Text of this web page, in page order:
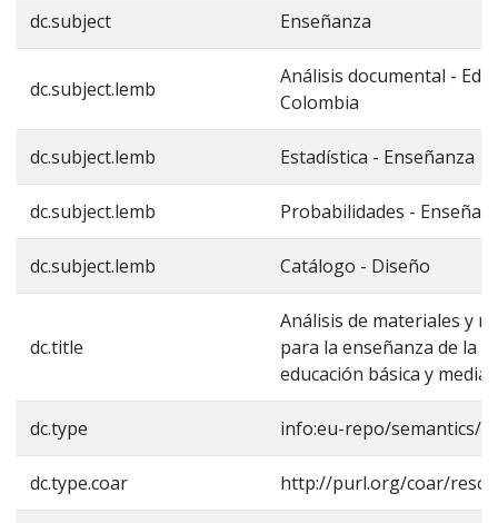
dc.subject Enseñanza
dc.subject.lemb
Análisis documental -
Colombia
dc.subject.lemb Estadística - Enseñanza
dc.subject.lemb Probabilidades -
dc.subject.lemb Catálogo - Diseño
dc.title
Análisis de materiales y
para la enseñanza de la
educación básica y media
dc.type info:eu-repo/semantics/
dc.type.coar http://purl.org/coar/